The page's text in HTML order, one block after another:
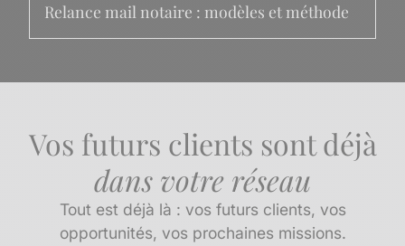
Relance mail notaire : modèles et méthode
Vos futurs clients sont déjà
dans votre réseau
Tout est déjà là : vos futurs clients, vos
opportunités, vos prochaines missions.